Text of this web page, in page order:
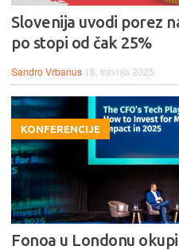
Slovenija uvodi porez
po stopi od čak 25%
Sandro Vrbanus 18. travnja 2025.
KONFERENCIJE
Fonoa u Londonu